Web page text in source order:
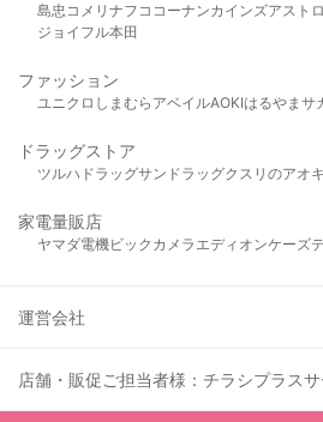
島忠 コメリ ナフコ コーナンカインズアスト
ジョイフル本田
ファッション
ユニクロ しまむら アベイルAOKIはるやま サ
ドラッグストア
ツルハドラッグサンドラッグクスリのアオキ
家電量販店
ヤマダ電機ビックカメラ エディオンケーズ
運営会社
店舗・販促ご担当者様：チラシプラス